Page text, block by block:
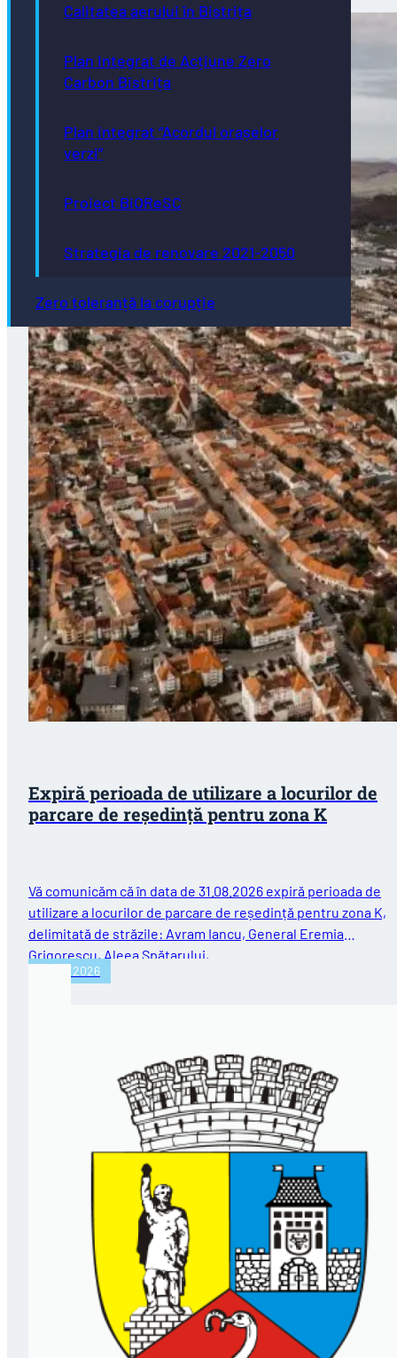
Calitatea aerului în Bistrița
Plan Integrat de Acțiune Zero
Carbon Bistrița
Plan integrat “Acordul orașelor
verzi”
Proiect BiOReSC
Strategia de renovare 2021-2050
Zero toleranță la corupție
Expiră perioada de utilizare a locurilor de
parcare de reședință pentru zona K
Vă comunicăm că în data de 31.08.2026 expiră perioada de
utilizare a locurilor de parcare de reședință pentru zona K,
delimitată de străzile: Avram Iancu, General Eremia
Grigorescu, Aleea Spătarului,…
31/07/2026